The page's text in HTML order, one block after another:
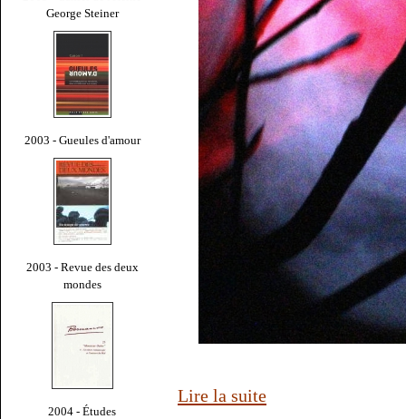
George Steiner
2003 - Gueules d'amour
2003 - Revue des deux
mondes
2004 - Études
Lire la suite